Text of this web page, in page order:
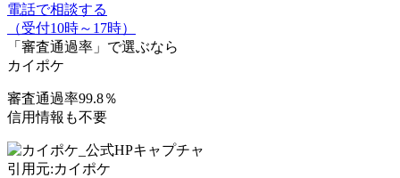
電話で相談する
（受付10時～17時）
「審査通過率」 で選ぶなら
カイポケ
審査通過率99.8％
信用情報も不要
引用元:カイポケ